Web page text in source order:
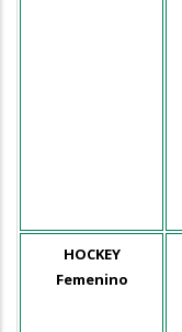
HOCKEY
Femenino